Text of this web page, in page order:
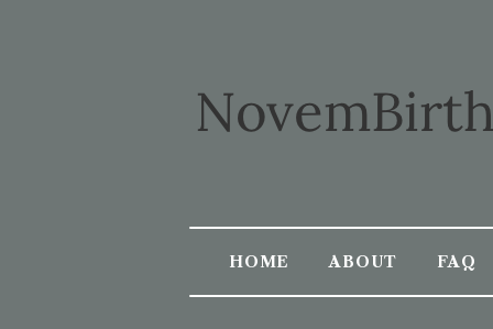
HOME ABOUT FAQ